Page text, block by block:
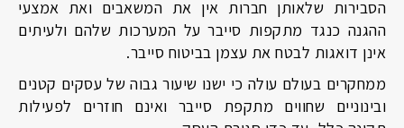
הסבירות שלאותן חברות אין את המשאבים ואת אמצעי
ההגנה כנגד מתקפות סייבר על המערכות שלהם ולעיתים
אינן דואגות לבטח את עצמן בביטוח סייבר.
ממחקרים בעולם עולה כי ישנו שיעור גבוה של עסקים קטנים
ובינוניים שחווים מתקפת סייבר ואינם חוזרים לפעילות